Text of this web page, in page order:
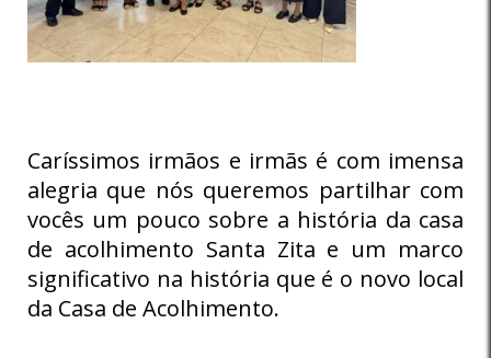
Caríssimos irmãos e irmãs é com imensa
alegria que nós queremos partilhar com
vocês um pouco sobre a história da casa
de acolhimento Santa Zita e um marco
significativo na história que é o novo local
da Casa de Acolhimento.